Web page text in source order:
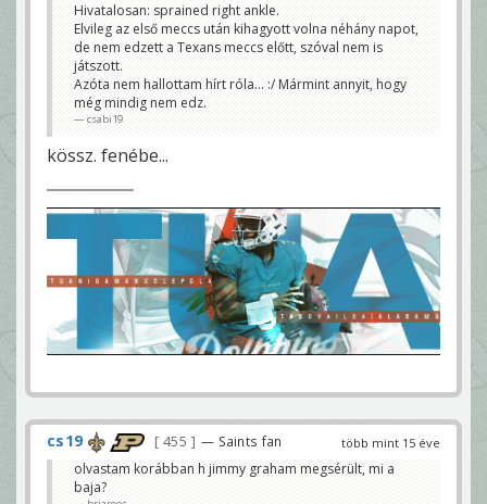
Hivatalosan: sprained right ankle.
Elvileg az első meccs után kihagyott volna néhány napot,
de nem edzett a Texans meccs előtt, szóval nem is
játszott.
Azóta nem hallottam hírt róla... :/ Mármint annyit, hogy
még mindig nem edz.
csabi19
kössz. fenébe...
több mint 15 éve
cs19 455 — Saints fan
olvastam korábban h jimmy graham megsérült, mi a
baja?